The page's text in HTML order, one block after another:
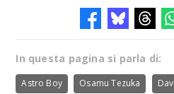
In questa pagina si parla di:
Astro Boy Osamu Tezuka